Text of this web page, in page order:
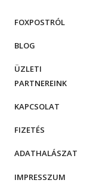
FOXPOSTRÓL
BLOG
ÜZLETI
PARTNEREINK
KAPCSOLAT
FIZETÉS
ADATHALÁSZAT
IMPRESSZUM